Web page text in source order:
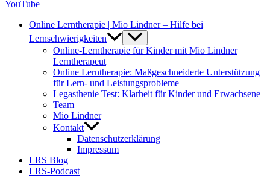
YouTube
Online Lerntherapie | Mio Lindner – Hilfe bei
Lernschwierigkeiten
Online-Lerntherapie für Kinder mit Mio Lindner
Lerntherapeut
Online Lerntherapie: Maßgeschneiderte Unterstützung
für Lern- und Leistungsprobleme
Legasthenie Test: Klarheit für Kinder und Erwachsene
Team
Mio Lindner
Kontakt
Datenschutzerklärung
Impressum
LRS Blog
LRS-Podcast